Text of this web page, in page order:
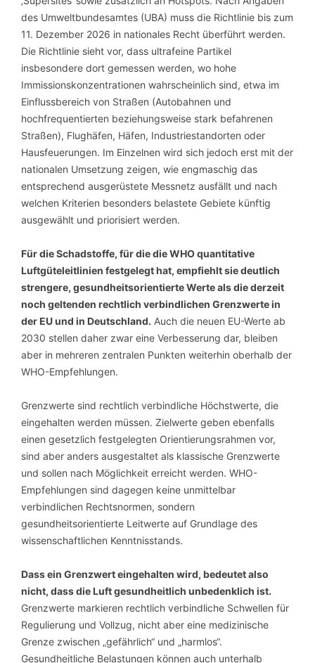
des Umweltbundesamtes (UBA) muss die Richtlinie bis zum
11. Dezember 2026 in nationales Recht überführt werden.
Die Richtlinie sieht vor, dass ultrafeine Partikel
insbesondere dort gemessen werden, wo hohe
Immissionskonzentrationen wahrscheinlich sind, etwa im
Einflussbereich von Straßen (Autobahnen und
hochfrequentierten beziehungsweise stark befahrenen
Straßen), Flughäfen, Häfen, Industriestandorten oder
Hausfeuerungen. Im Einzelnen wird sich jedoch erst mit der
nationalen Umsetzung zeigen, wie engmaschig das
entsprechend ausgerüstete Messnetz ausfällt und nach
welchen Kriterien besonders belastete Gebiete künftig
ausgewählt und priorisiert werden.
Für die Schadstoffe, für die die WHO quantitative
Luftgüteleitlinien festgelegt hat, empfiehlt sie deutlich
strengere, gesundheitsorientierte Werte als die derzeit
noch geltenden rechtlich verbindlichen Grenzwerte in
der EU und in Deutschland. Auch die neuen EU-Werte ab
2030 stellen daher zwar eine Verbesserung dar, bleiben
aber in mehreren zentralen Punkten weiterhin oberhalb der
WHO-Empfehlungen.
Grenzwerte sind rechtlich verbindliche Höchstwerte, die
eingehalten werden müssen. Zielwerte geben ebenfalls
einen gesetzlich festgelegten Orientierungsrahmen vor,
sind aber anders ausgestaltet als klassische Grenzwerte
und sollen nach Möglichkeit erreicht werden. WHO-
Empfehlungen sind dagegen keine unmittelbar
verbindlichen Rechtsnormen, sondern
gesundheitsorientierte Leitwerte auf Grundlage des
wissenschaftlichen Kenntnisstands.
Dass ein Grenzwert eingehalten wird, bedeutet also
nicht, dass die Luft gesundheitlich unbedenklich ist.
Grenzwerte markieren rechtlich verbindliche Schwellen für
Regulierung und Vollzug, nicht aber eine medizinische
Grenze zwischen „gefährlich“ und „harmlos“.
Gesundheitliche Belastungen können auch unterhalb